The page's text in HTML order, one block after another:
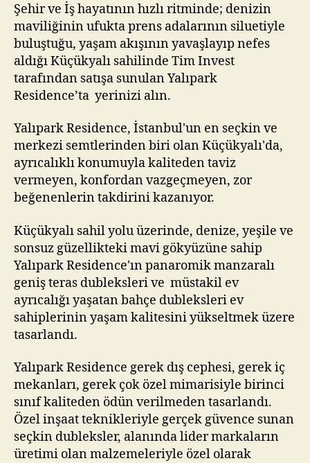
Şehir ve İş hayatının hızlı ritminde; denizin
maviliğinin ufukta prens adalarının siluetiyle
buluştuğu, yaşam akışının yavaşlayıp nefes
aldığı Küçükyalı sahilinde Tim Invest
tarafından satışa sunulan Yalıpark
Residence’ta yerinizi alın.
Yalıpark Residence, İstanbul'un en seçkin ve
merkezi semtlerinden biri olan Küçükyalı'da,
ayrıcalıklı konumuyla kaliteden taviz
vermeyen, konfordan vazgeçmeyen, zor
beğenenlerin takdirini kazanıyor.
Küçükyalı sahil yolu üzerinde, denize, yeşile ve
sonsuz güzellikteki mavi gökyüzüne sahip
Yalıpark Residence'ın panaromik manzaralı
geniş teras dubleksleri ve müstakil ev
ayrıcalığı yaşatan bahçe dubleksleri ev
sahiplerinin yaşam kalitesini yükseltmek üzere
tasarlandı.
Yalıpark Residence gerek dış cephesi, gerek iç
mekanları, gerek çok özel mimarisiyle birinci
sınıf kaliteden ödün verilmeden tasarlandı.
Özel inşaat teknikleriyle gerçek güvence sunan
seçkin dubleksler, alanında lider markaların
üretimi olan malzemeleriyle özel olarak